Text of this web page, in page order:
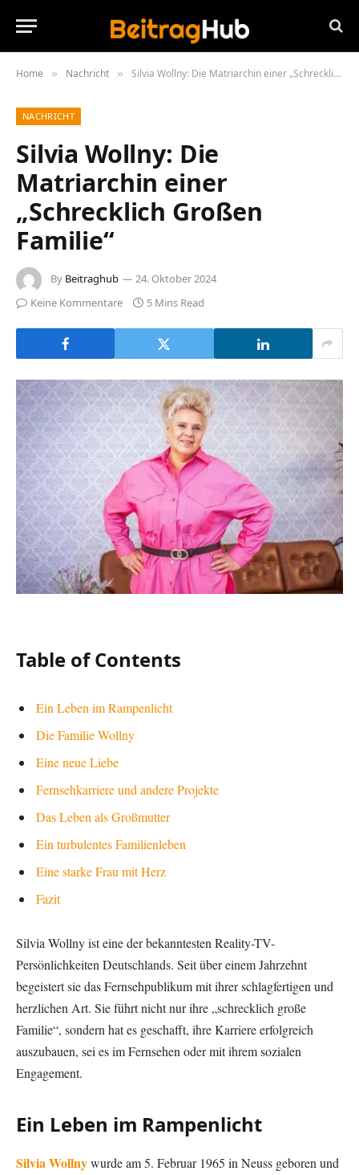
Home » Nachricht » Silvia Wollny: Die Matriarchin einer „Schrecklich Großen Familie“
NACHRICHT
Silvia Wollny: Die
Matriarchin einer
„Schrecklich Großen
Familie“
By Beitraghub
24. Oktober 2024
Keine Kommentare
5 Mins Read
Table of Contents
Ein Leben im Rampenlicht
Die Familie Wollny
Eine neue Liebe
Fernsehkarriere und andere Projekte
Das Leben als Großmutter
Ein turbulentes Familienleben
Eine starke Frau mit Herz
Fazit
Silvia Wollny ist eine der bekanntesten Reality-TV-
Persönlichkeiten Deutschlands. Seit über einem Jahrzehnt
begeistert sie das Fernsehpublikum mit ihrer schlagfertigen und
herzlichen Art. Sie führt nicht nur ihre „schrecklich große
Familie“, sondern hat es geschafft, ihre Karriere erfolgreich
auszubauen, sei es im Fernsehen oder mit ihrem sozialen
Engagement.
Ein Leben im Rampenlicht
Silvia Wollnywurde am 5. Februar 1965 in Neuss geboren und